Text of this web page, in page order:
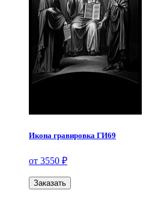
Икона гравировка ГИ69
от 3550 ₽
Заказать